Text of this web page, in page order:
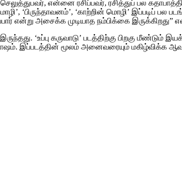
என்னை ரசிப்பவர், ரசித்துப் பல
‘காற்றின் மொழி’ இப்படிப் பல
என்று அசைக்க முடியாத நம்பிக்கை இருக்கிறது”
‘உப்பு கருவாடு’ படத்திற்கு பிறகு மீண்டும்
இப்படத்தின் மூலம் அனைவரையும் மகிழ்விக்க